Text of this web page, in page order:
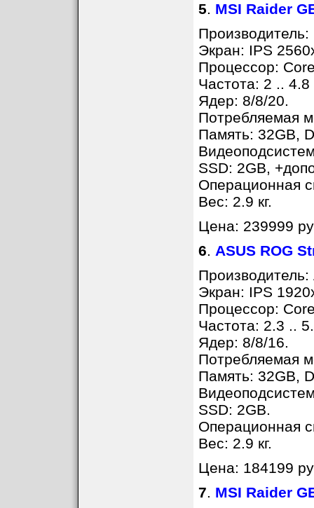
5. MSI Raider
Производитель:
Экран: IPS
Процессор:
Частота: 2 .. 4.8
Ядер: 8/8/20.
Потребляемая
Память: 32GB,
SSD: 2GB,
Операционная
Вес: 2.9 кг.
Цена: 239999
6. ASUS ROG
Производитель:
Экран: IPS
Процессор:
Частота: 2.3 ..
Ядер: 8/8/16.
Потребляемая
Память: 32GB,
SSD: 2GB.
Операционная
Вес: 2.9 кг.
Цена: 184199
7. MSI Raider